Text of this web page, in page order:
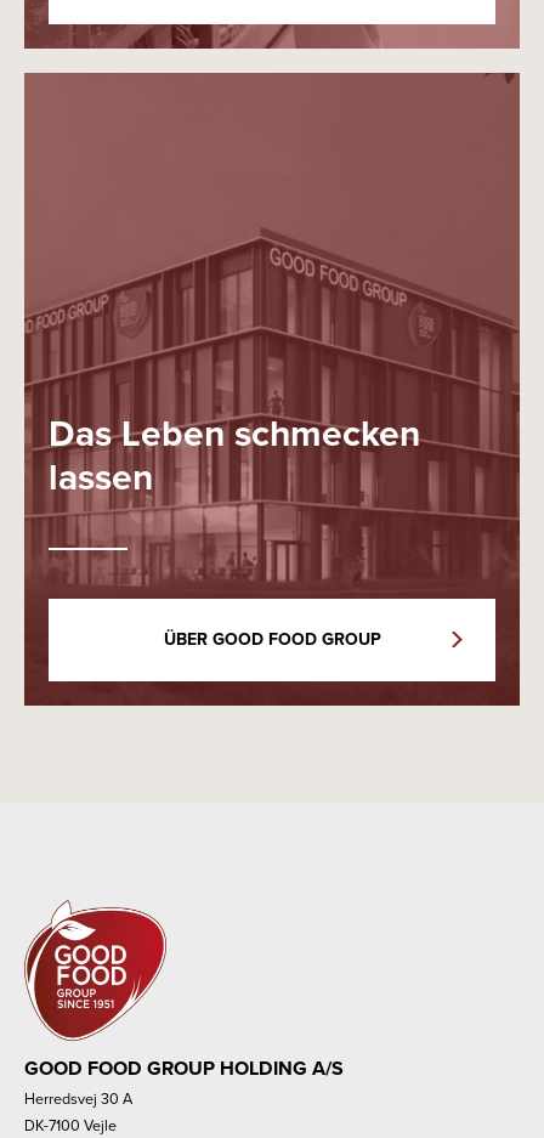
Das Leben schmecken
lassen
ÜBER GOOD FOOD GROUP
GOOD FOOD GROUP HOLDING A/S
Herredsvej 30 A
DK-7100 Vejle